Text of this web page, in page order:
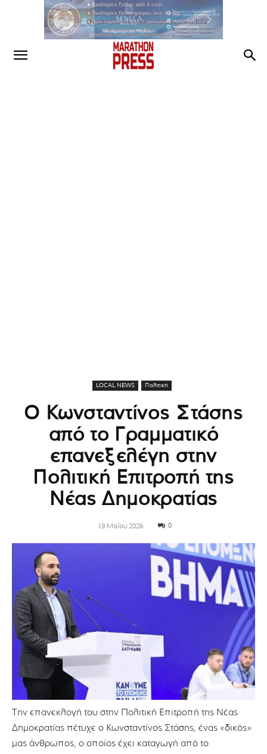
LOCAL NEWS Πολιτική
Ο Κωνσταντίνος Στάσης
από το Γραμματικό
επανεξελέγη στην
Πολιτική Επιτροπή της
Νέας Δημοκρατίας
19 Μαΐου 2026 0
Την επανεκλογή του στην Πολιτική Επιτροπή της Νέας
Δημοκρατίας πέτυχε ο Κωνσταντίνος Στάσης, ένας «δικός»
μας άνθρωπος, ο οποίος έχει καταγωγή από το